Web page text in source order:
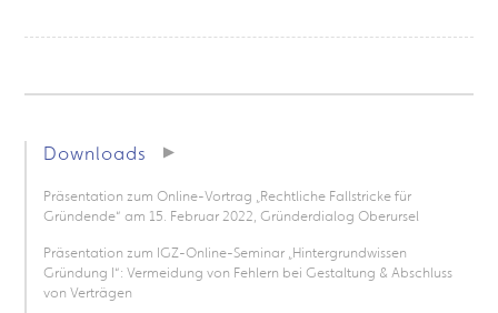
Downloads
Präsentation zum Online-Vortrag „Rechtliche Fallstricke für
Gründende“ am 15. Februar 2022, Gründerdialog Oberursel
Präsentation zum IGZ-Online-Seminar „Hintergrundwissen
Gründung I“: Vermeidung von Fehlern bei Gestaltung & Abschluss
von Verträgen